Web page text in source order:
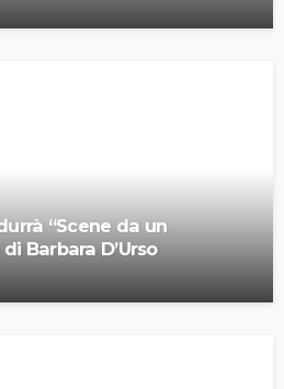
“Scene da un
Barbara D’Urso